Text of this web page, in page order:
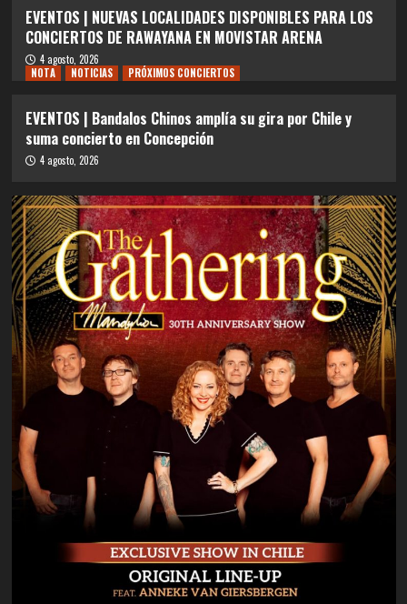
EVENTOS | NUEVAS LOCALIDADES DISPONIBLES PARA LOS
CONCIERTOS DE RAWAYANA EN MOVISTAR ARENA
4 agosto, 2026
NOTA
NOTICIAS PRÓXIMOS CONCIERTOS
EVENTOS | Bandalos Chinos amplía su gira por Chile y
suma concierto en Concepción
4 agosto, 2026